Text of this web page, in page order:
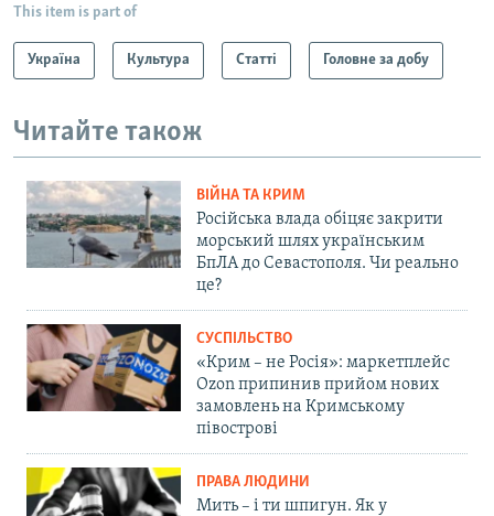
This item is part of
Україна Культура Статті Головне за добу
Читайте також
ВІЙНА ТА КРИМ
Російська влада обіцяє закрити
морський шлях українським
БпЛА до Севастополя. Чи реально
це?
СУСПІЛЬСТВО
«Крим – не Росія»: маркетплейс
Ozon припинив прийом нових
замовлень на Кримському
півострові
ПРАВА ЛЮДИНИ
Мить – і ти шпигун. Як у